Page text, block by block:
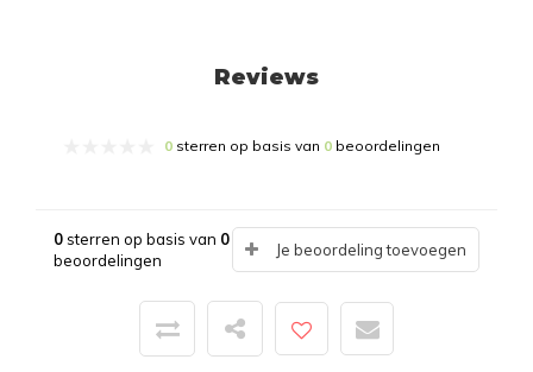
Reviews
0 sterren op basis van 0 beoordelingen
0sterren op basis van 0
beoordelingen
Je beoordeling toevoegen